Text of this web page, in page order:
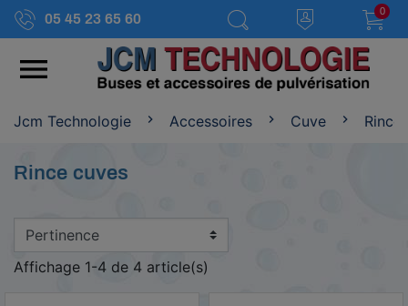
05 45 23 65 60
0

Jcm Technologie Accessoires Cuve Rince
Rince cuves
Affichage 1-4 de 4 article(s)